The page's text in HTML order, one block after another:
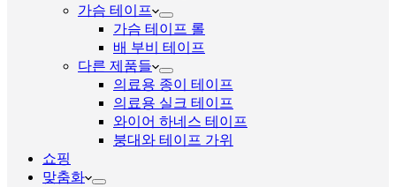
가슴 테이프
가슴 테이프 롤
배 부비 테이프
다른 제품들
의료용 종이 테이프
의료용 실크 테이프
와이어 하네스 테이프
붕대와 테이프 가위
쇼핑
맞춤화